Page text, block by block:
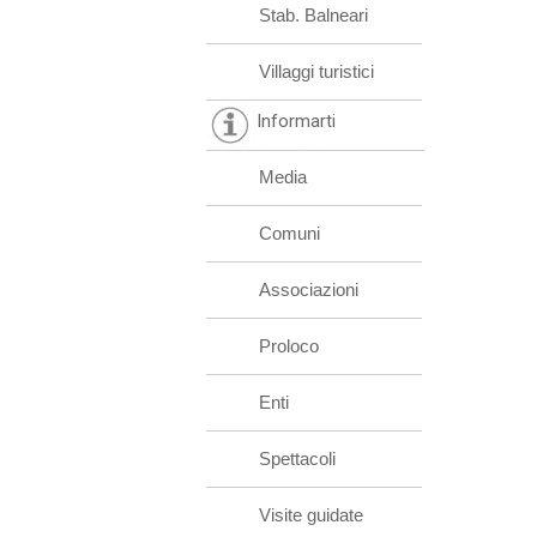
Stab. Balneari
Villaggi turistici
Informarti
Media
Comuni
Associazioni
Proloco
Enti
Spettacoli
Visite guidate